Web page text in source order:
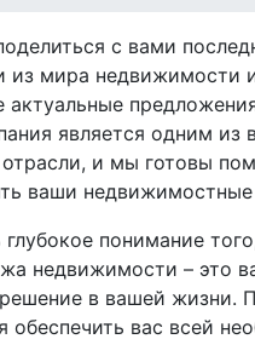
с вами
из мира недвижимости
актуальные
является одним из
отрасли, и мы готовы
ваши
глубокое понимание
недвижимости – это
в вашей жизни.
обеспечить вас всей